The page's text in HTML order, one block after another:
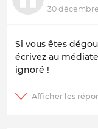
30 décembre
Si vous êtes
écrivez au
ignoré !